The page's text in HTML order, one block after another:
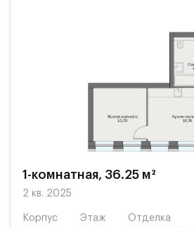
1-комнатная, 36.25 м²
2 кв. 2025
Корпус
Этаж
Отделка